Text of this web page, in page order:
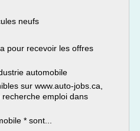
neufs
pour recevoir les offres
automobile
sur www.auto-jobs.ca,
emploi dans
* sont...